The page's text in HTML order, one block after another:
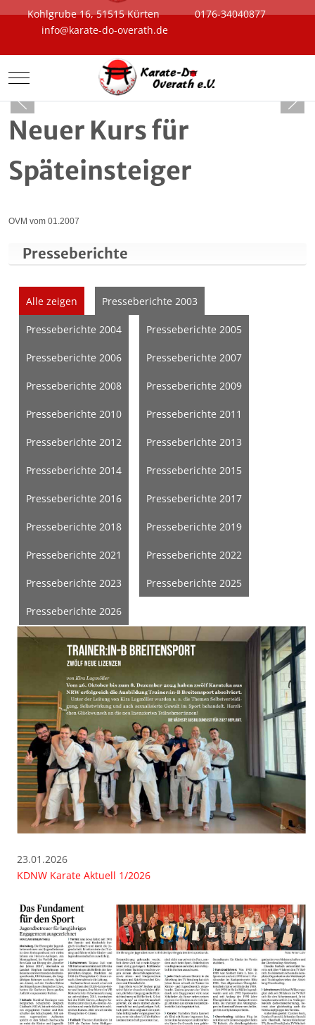
Kohlgrube 16, 51515 Kürten
0176-34040877
info@karate-do-overath.de
Mobile Menu Toggle
Neuer Kurs für
Späteinsteiger
OVM vom 01.2007
Presseberichte
Alle zeigen Presseberichte 2003
Presseberichte 2004 Presseberichte 2005
Presseberichte 2006 Presseberichte 2007
Presseberichte 2008 Presseberichte 2009
Presseberichte 2010 Presseberichte 2011
Presseberichte 2012 Presseberichte 2013
Presseberichte 2014 Presseberichte 2015
Presseberichte 2016 Presseberichte 2017
Presseberichte 2018 Presseberichte 2019
Presseberichte 2021 Presseberichte 2022
Presseberichte 2023 Presseberichte 2025
Presseberichte 2026
23.01.2026
KDNW Karate Aktuell 1/2026